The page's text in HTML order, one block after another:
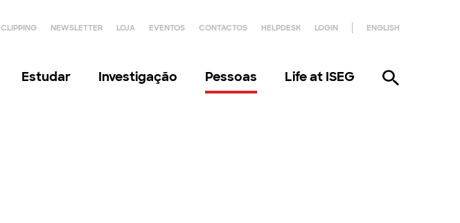
CLIPPING NEWSLETTER LOJA EVENTOS CONTACTOS HELPDESK LOGIN ENGLISH
Estudar Investigação Pessoas Life at ISEG